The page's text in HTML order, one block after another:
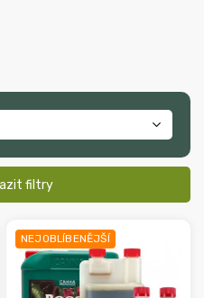
NEJOBLÍBENĚJŠÍ